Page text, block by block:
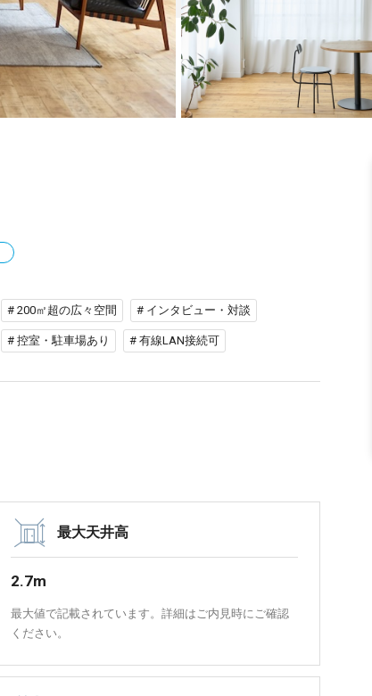
# 200㎡超の広々空間 # インタビュー・対談
# 控室・駐車場あり # 有線LAN接続可
最大天井高
2.7m
最大値で記載されています。詳細はご内見時にご確認
ください。